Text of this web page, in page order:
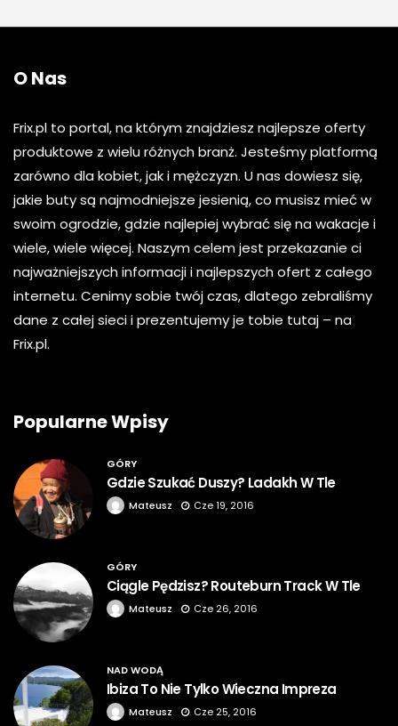
O Nas
Frix.pl to portal, na którym znajdziesz najlepsze oferty
produktowe z wielu różnych branż. Jesteśmy platformą
zarówno dla kobiet, jak i mężczyzn. U nas dowiesz się,
jakie buty są najmodniejsze jesienią, co musisz mieć w
swoim ogrodzie, gdzie najlepiej wybrać się na wakacje i
wiele, wiele więcej. Naszym celem jest przekazanie ci
najważniejszych informacji i najlepszych ofert z całego
internetu. Cenimy sobie twój czas, dlatego zebraliśmy
dane z całej sieci i prezentujemy je tobie tutaj – na
Frix.pl.
Popularne Wpisy
GÓRY
Gdzie Szukać Duszy? Ladakh W Tle
Mateusz Cze 19, 2016
GÓRY
Ciągle Pędzisz? Routeburn Track W Tle
Mateusz Cze 26, 2016
NAD WODĄ
Ibiza To Nie Tylko Wieczna Impreza
Mateusz Cze 25, 2016